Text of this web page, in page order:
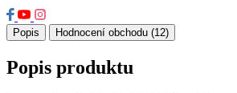
Popis Hodnocení obchodu (12)
Popis produktu